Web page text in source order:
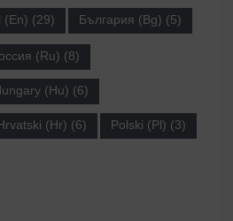
(En) (29) България (Bg) (5)
(Ru) (8)
(Hu) (6)
(Hr) (6) Polski (Pl) (3)